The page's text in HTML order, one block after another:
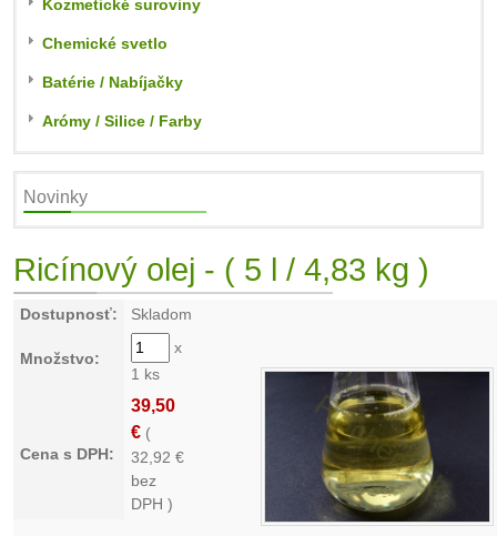
Kozmetické suroviny
Chemické svetlo
Batérie / Nabíjačky
Arómy / Silice / Farby
Novinky
Ricínový olej - ( 5 l / 4,83 kg )
Dostupnosť: Skladom
Množstvo:
x
1 ks
Cena s DPH:
39,50
€ (
32,92 €
bez
DPH )